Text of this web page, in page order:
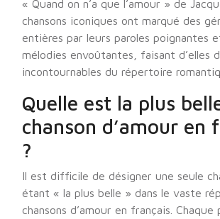
« Quand on n’a que l’amour » de
chansons iconiques ont marqué des
entières par leurs paroles poignantes
mélodies envoûtantes, faisant d’elles
incontournables du répertoire
Quelle est la plus
chanson d’amour en
?
Il est difficile de désigner une seule
étant « la plus belle » dans le vaste
chansons d’amour en français. Chaque